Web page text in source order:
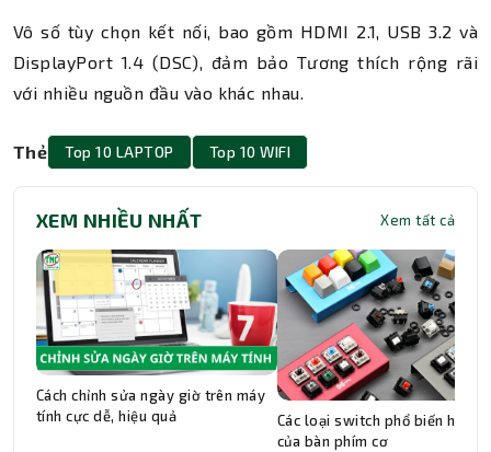
Vô số tùy chọn kết nối, bao gồm HDMI 2.1, USB 3.2 và
DisplayPort 1.4 (DSC), đảm bảo Tương thích rộng rãi
với nhiều nguồn đầu vào khác nhau.
Thẻ Top 10 LAPTOP Top 10 WIFI
XEM NHIỀU NHẤT Xem tất cả
Cách chỉnh sửa ngày giờ trên máy
tính cực dễ, hiệu quả
Các loại switch phổ biến hiện
của bàn phím cơ